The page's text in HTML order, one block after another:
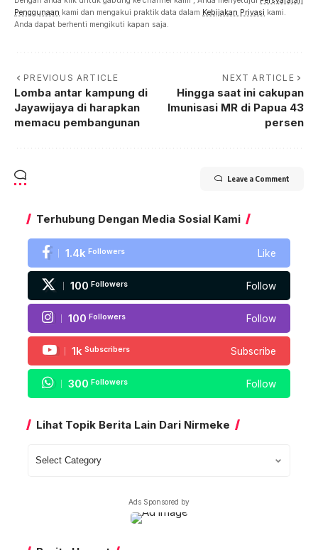
Penggunaan kami dan mengakui praktik data dalam Kebijakan Privasi kami.
Anda dapat berhenti mengikuti kapan saja.
PREVIOUS ARTICLE
Lomba antar kampung di
Jayawijaya di harapkan
memacu pembangunan
NEXT ARTICLE
Hingga saat ini cakupan
Imunisasi MR di Papua 43
persen
Leave a Comment
Terhubung Dengan Media Sosial Kami
1.4k Followers Like
100 Followers Follow
100 Followers Follow
1k Subscribers Subscribe
300 Followers Follow
Lihat Topik Berita Lain Dari Nirmeke
Ads Sponsored by